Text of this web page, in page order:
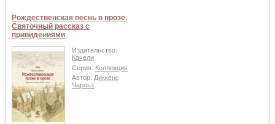
Рождественская песнь в прозе.
Святочный рассказ с
привидениями
Издательство:
Качели
Серия: Коллекция
Автор: Диккенс
Чарльз